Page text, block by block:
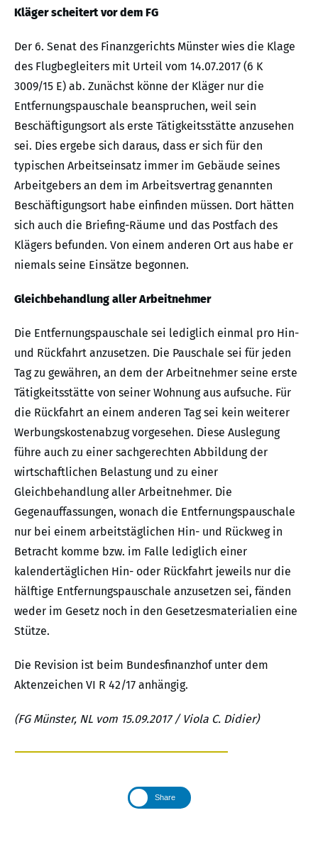
Kläger scheitert vor dem FG
Der 6. Senat des Finanzgerichts Münster wies die Klage
des Flugbegleiters mit Urteil vom 14.07.2017 (6 K
3009/15 E) ab. Zunächst könne der Kläger nur die
Entfernungspauschale beanspruchen, weil sein
Beschäftigungsort als erste Tätigkeitsstätte anzusehen
sei. Dies ergebe sich daraus, dass er sich für den
typischen Arbeitseinsatz immer im Gebäude seines
Arbeitgebers an dem im Arbeitsvertrag genannten
Beschäftigungsort habe einfinden müssen. Dort hätten
sich auch die Briefing-Räume und das Postfach des
Klägers befunden. Von einem anderen Ort aus habe er
niemals seine Einsätze begonnen.
Gleichbehandlung aller Arbeitnehmer
Die Entfernungspauschale sei lediglich einmal pro Hin-
und Rückfahrt anzusetzen. Die Pauschale sei für jeden
Tag zu gewähren, an dem der Arbeitnehmer seine erste
Tätigkeitsstätte von seiner Wohnung aus aufsuche. Für
die Rückfahrt an einem anderen Tag sei kein weiterer
Werbungskostenabzug vorgesehen. Diese Auslegung
führe auch zu einer sachgerechten Abbildung der
wirtschaftlichen Belastung und zu einer
Gleichbehandlung aller Arbeitnehmer. Die
Gegenauffassungen, wonach die Entfernungspauschale
nur bei einem arbeitstäglichen Hin- und Rückweg in
Betracht komme bzw. im Falle lediglich einer
kalendertäglichen Hin- oder Rückfahrt jeweils nur die
hälftige Entfernungspauschale anzusetzen sei, fänden
weder im Gesetz noch in den Gesetzesmaterialien eine
Stütze.
Die Revision ist beim Bundesfinanzhof unter dem
Aktenzeichen VI R 42/17 anhängig.
(FG Münster, NL vom 15.09.2017 / Viola C. Didier)
Share